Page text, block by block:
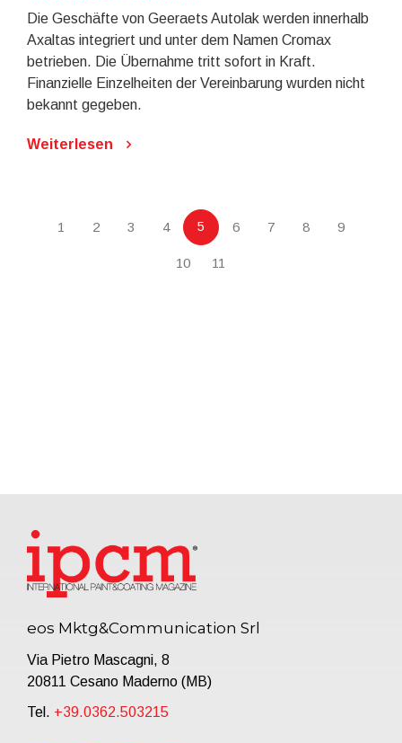
Die Geschäfte von Geeraets Autolak werden innerhalb
Axaltas integriert und unter dem Namen Cromax
betrieben. Die Übernahme tritt sofort in Kraft.
Finanzielle Einzelheiten der Vereinbarung wurden nicht
bekannt gegeben.
Weiterlesen
1 2 3 4 5 6 7 8 9
10 11
eos Mktg&Communication Srl
Via Pietro Mascagni, 8
20811 Cesano Maderno (MB)
Tel. +39.0362.503215